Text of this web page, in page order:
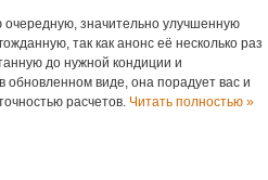
значительно улучшенную
так как анонс её несколько раз
до нужной кондиции и
обновленном виде, она порадует вас и
расчетов. Читать полностью »